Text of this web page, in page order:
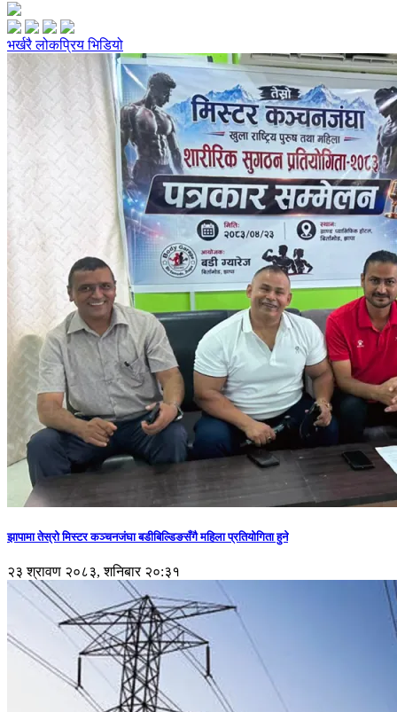
भर्खरैलोकप्रियभिडियो
झापामा तेस्रो मिस्टर कञ्चनजंघा बडीबिल्डिङसँगै महिला प्रतियोगिता हुने
२३ श्रावण २०८३, शनिबार २०:३१